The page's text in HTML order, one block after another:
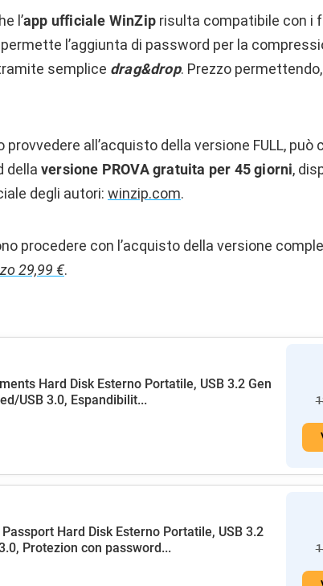
l’app ufficiale WinZip risulta compatibile con i
permette l’aggiunta di password per la
semplice drag&drop. Prezzo
all’acquisto della versione FULL, può
della versione PROVA gratuita per 45 giorni,
degli autori: winzip.com.
procedere con l’acquisto della versione
29,99 €.
Hard Disk Esterno Portatile, USB 3.2 Gen
USB 3.0, Espandibilit...
Hard Disk Esterno Portatile, USB 3.2
Protezion con password...